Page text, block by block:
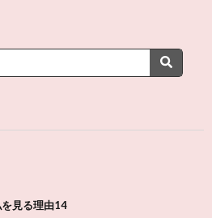
見る理由14